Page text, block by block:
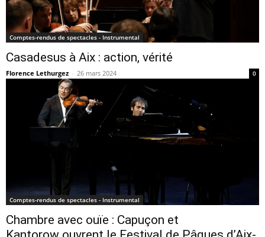
Comptes-rendus de spectacles - Instrumental
Casadesus à Aix : action, vérité
Florence Lethurgez - 26 mars 2024 0
Comptes-rendus de spectacles - Instrumental
Chambre avec ouïe : Capuçon et